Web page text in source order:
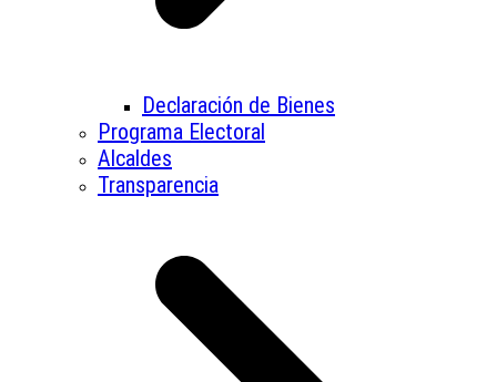
Declaración de Bienes
Programa Electoral
Alcaldes
Transparencia